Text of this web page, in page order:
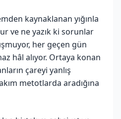
kaynaklanan yığınla
ve ne yazık ki sorunlar
her geçen gün
hâl alıyor. Ortaya konan
çareyi yanlış
metotlarda aradığına